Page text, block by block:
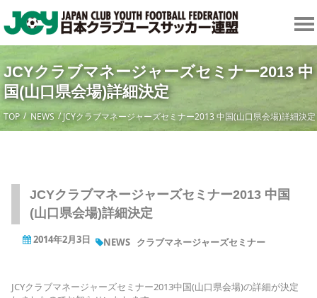
JCYクラブマネージャーズセミナー2013 中
国(山口県会場)詳細決定
TOP NEWS JCYクラブマネージャーズセミナー2013 中国(山口県会場)詳細決定
JCYクラブマネージャーズセミナー2013 中国
(山口県会場)詳細決定
2014年2月3日 NEWS クラブマネージャーズセミナー
JCYクラブマネージャーズセミナー2013中国(山口県会場)の詳細が決定